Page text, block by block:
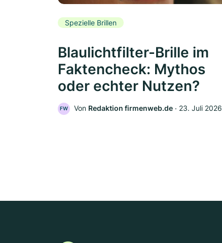
Spezielle Brillen
Blaulichtfilter-Brille im
Faktencheck: Mythos
oder echter Nutzen?
FW Von Redaktion firmenweb.de ‧ 23. Juli 2026